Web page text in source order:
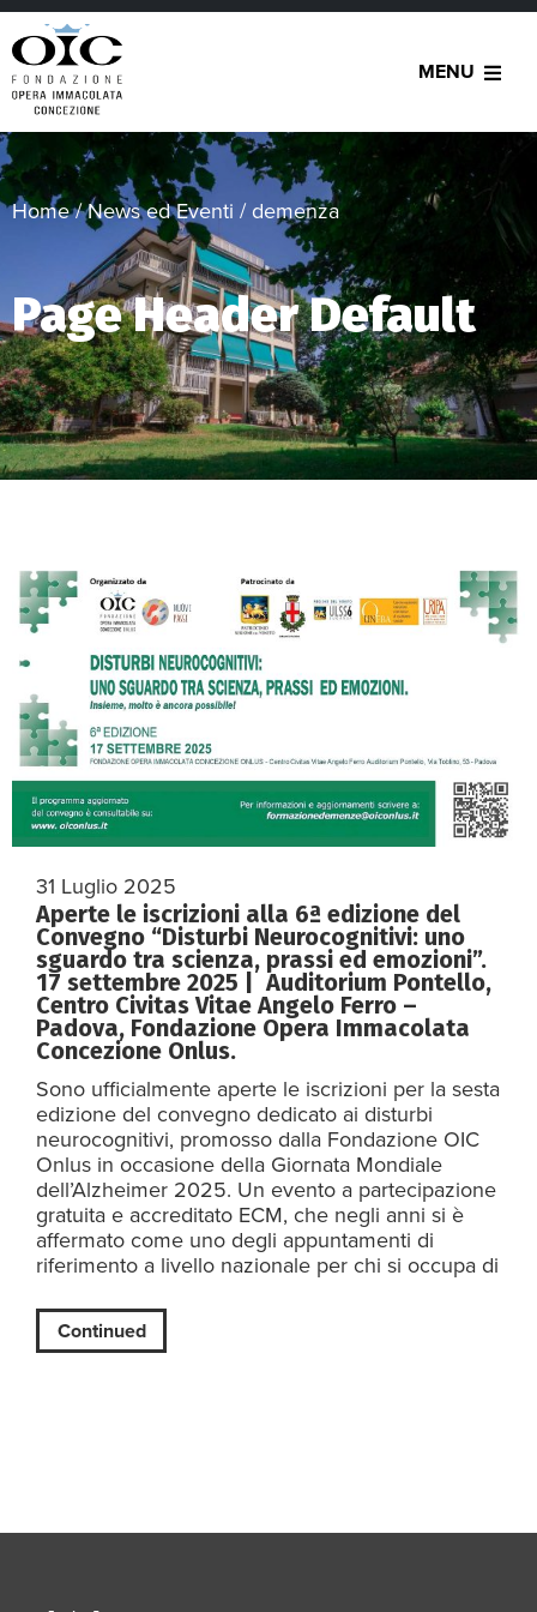
MENU
Home/News ed Eventi / demenza
Page Header Default
31 Luglio 2025
Aperte le iscrizioni alla 6ª edizione del
Convegno “Disturbi Neurocognitivi: uno
sguardo tra scienza, prassi ed emozioni”.
17 settembre 2025 | Auditorium Pontello,
Centro Civitas Vitae Angelo Ferro –
Padova, Fondazione Opera Immacolata
Concezione Onlus.
Sono ufficialmente aperte le iscrizioni per la sesta
edizione del convegno dedicato ai disturbi
neurocognitivi, promosso dalla Fondazione OIC
Onlus in occasione della Giornata Mondiale
dell’Alzheimer 2025. Un evento a partecipazione
gratuita e accreditato ECM, che negli anni si è
affermato come uno degli appuntamenti di
riferimento a livello nazionale per chi si occupa di
Continued